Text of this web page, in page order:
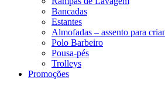
Bancadas
Estantes
Almofadas – assento para
Polo Barbeiro
Pousa-pés
Trolleys
Promoções